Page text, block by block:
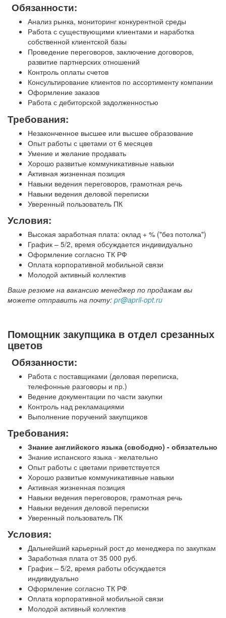
Франшиза
Обязанности:
Анализ рынка, мониторинг конкурентной среды
Работа с существующими клиентами и наработка
собственной клиентской базы
Проведение переговоров, заключение договоров,
развитие партнерских отношений
Контроль оплаты счетов
Консультирование клиентов по ассортименту компании
Оформление заказов
Работа с дебиторской задолженностью
Требования:
Незаконченное высшее или высшее образование
Опыт работы с цветами от 6 месяцев
Умение и желание продавать
Хорошо развитые коммуникативные навыки
Активная жизненная позиция
Навыки ведения переговоров, грамотная речь
Навыки ведения деловой переписки
Уверенный пользователь ПК
Условия:
Высокая заработная плата: оклад + % ("без потолка")
График – 5/2, время обсуждается индивидуально
Оформление согласно ТК РФ
Оплата корпоративной мобильной связи
Молодой активный коллектив
Ваше резюме на вакансию менеджер по продажам вы
можете отправить на почту: pr@april-opt.ru
Помощник закупщика в отдел срезанных
цветов
Обязанности:
Работа с поставщиками (деловая переписка,
телефонные разговоры и пр.)
Ведение документации по части закупки
Контроль над рекламациями
Выполнение поручений закупщиков
Требования:
Знание английского языка (свободно) - обязательно
Знание испанского языка - желательно
Опыт работы с цветами приветствуется
Хорошо развитые коммуникативные навыки
Активная жизненная позиция
Навыки ведения переговоров, грамотная речь
Навыки ведения деловой переписки
Уверенный пользователь ПК
Условия:
Дальнейший карьерный рост до менеджера по закупкам
Заработная плата от 35 000 руб.
График – 5/2, время работы обсуждается
индивидуально
Оформление согласно ТК РФ
Оплата корпоративной мобильной связи
Молодой активный коллектив